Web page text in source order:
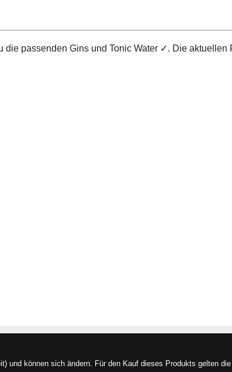
passenden Gins und Tonic Water ✓. Die aktuellen
und können sich ändern. Für den Kauf dieses Produkts gelten